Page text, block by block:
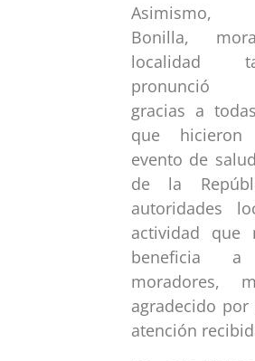
Asimismo,
Bonilla,
localidad
pronunció
gracias a
que
evento de
de la
autoridades
actividad que
beneficia
moradores,
agradecido
atención